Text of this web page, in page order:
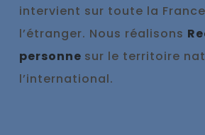
intervient sur toute la
l’étranger. Nous réalisons
personne sur le territoire
l’international.